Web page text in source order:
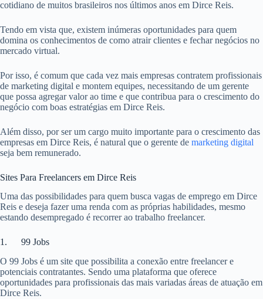
cotidiano de muitos brasileiros nos últimos anos em Dirce Reis.
Tendo em vista que, existem inúmeras oportunidades para quem
domina os conhecimentos de como atrair clientes e fechar negócios no
mercado virtual.
Por isso, é comum que cada vez mais empresas contratem profissionais
de marketing digital e montem equipes, necessitando de um gerente
que possa agregar valor ao time e que contribua para o crescimento do
negócio com boas estratégias em Dirce Reis.
Além disso, por ser um cargo muito importante para o crescimento das
empresas em Dirce Reis, é natural que o gerente de marketing digital
seja bem remunerado.
Sites Para Freelancers em Dirce Reis
Uma das possibilidades para quem busca vagas de emprego em Dirce
Reis e deseja fazer uma renda com as próprias habilidades, mesmo
estando desempregado é recorrer ao trabalho freelancer.
1. 99 Jobs
O 99 Jobs é um site que possibilita a conexão entre freelancer e
potenciais contratantes. Sendo uma plataforma que oferece
oportunidades para profissionais das mais variadas áreas de atuação em
Dirce Reis.